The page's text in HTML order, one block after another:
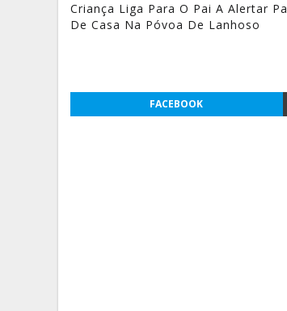
Criança Liga Para O Pai A Alertar
De Casa Na Póvoa De Lanhoso
FACEBOOK